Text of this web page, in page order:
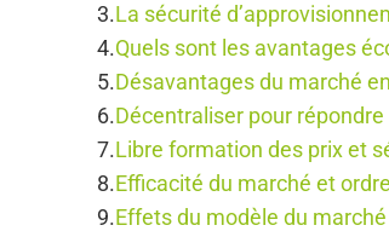
La sécurité
Quels sont les avantages
Désavantages du marché
Décentraliser pour
Libre formation des prix et
Efficacité du marché et
Effets du modèle du